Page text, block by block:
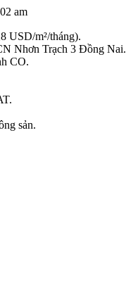
am
USD/m²/tháng).
Nhơn Trạch 3 Đồng Nai.
CO.
sản.